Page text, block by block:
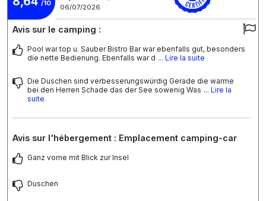
/10
06/07/2026
Avis sur le camping :
Pool war top u. Sauber Bistro Bar war ebenfalls gut, besonders
die nette Bedienung. Ebenfalls war d ... Lire la suite
Die Duschen sind verbesserungswürdig Gerade die warme
bei den Herren Schade das der See sowenig Was ... Lire la
suite
Avis sur l'hébergement : Emplacement camping-car
Ganz vorne mit Blick zur Insel
Duschen